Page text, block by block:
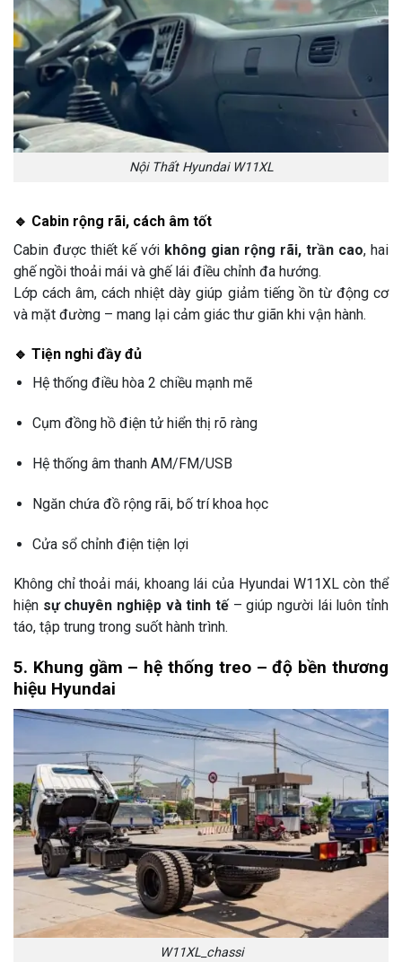
Nội Thất Hyundai W11XL
🔹 Cabin rộng rãi, cách âm tốt
Cabin được thiết kế với không gian rộng rãi, trần cao, hai
ghế ngồi thoải mái và ghế lái điều chỉnh đa hướng.
Lớp cách âm, cách nhiệt dày giúp giảm tiếng ồn từ động cơ
và mặt đường – mang lại cảm giác thư giãn khi vận hành.
🔹 Tiện nghi đầy đủ
Hệ thống điều hòa 2 chiều mạnh mẽ
Cụm đồng hồ điện tử hiển thị rõ ràng
Hệ thống âm thanh AM/FM/USB
Ngăn chứa đồ rộng rãi, bố trí khoa học
Cửa sổ chỉnh điện tiện lợi
Không chỉ thoải mái, khoang lái của Hyundai W11XL còn thể
hiện sự chuyên nghiệp và tinh tế – giúp người lái luôn tỉnh
táo, tập trung trong suốt hành trình.
5. Khung gầm – hệ thống treo – độ bền thương
hiệu Hyundai
W11XL_chassi